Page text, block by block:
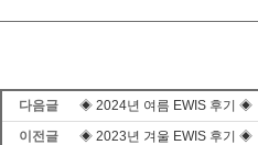
다음글
◈ 2024년 여름 EWIS 후기 ◈
이전글
◈ 2023년 겨울 EWIS 후기 ◈